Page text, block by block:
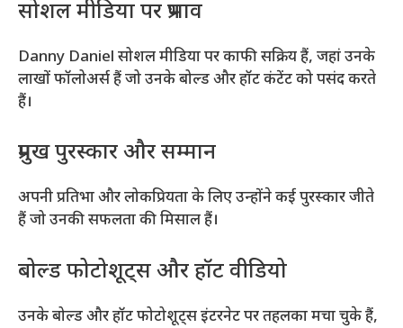
सोशल मीडिया पर प्रभाव
Danny Daniel सोशल मीडिया पर काफी सक्रिय हैं, जहां उनके
लाखों फॉलोअर्स हैं जो उनके बोल्ड और हॉट कंटेंट को पसंद करते
हैं।
प्रमुख पुरस्कार और सम्मान
अपनी प्रतिभा और लोकप्रियता के लिए उन्होंने कई पुरस्कार जीते
हैं जो उनकी सफलता की मिसाल हैं।
बोल्ड फोटोशूट्स और हॉट वीडियो
उनके बोल्ड और हॉट फोटोशूट्स इंटरनेट पर तहलका मचा चुके हैं,